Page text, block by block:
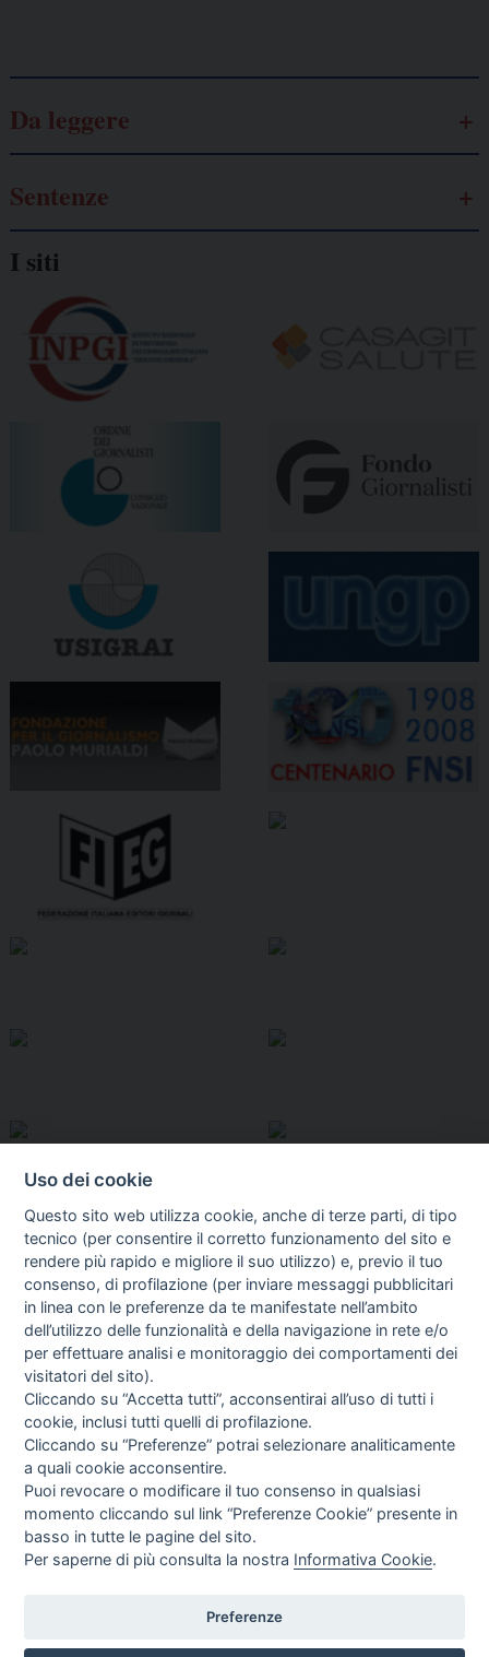
Da leggere
Sentenze
I siti
I libri Vedi tutti
Direttrice Responsabile: Alessandra Costante | Registrazione al Tribunale Civile
Uso dei cookie
Questo sito web utilizza cookie, anche di terze parti, di tipo
tecnico (per consentire il corretto funzionamento del sito e
rendere più rapido e migliore il suo utilizzo) e, previo il tuo
consenso, di profilazione (per inviare messaggi pubblicitari
in linea con le preferenze da te manifestate nell’ambito
dell’utilizzo delle funzionalità e della navigazione in rete e/o
per effettuare analisi e monitoraggio dei comportamenti dei
visitatori del sito).
Cliccando su “Accetta tutti”, acconsentirai all’uso di tutti i
cookie, inclusi tutti quelli di profilazione.
Cliccando su “Preferenze” potrai selezionare analiticamente
a quali cookie acconsentire.
Puoi revocare o modificare il tuo consenso in qualsiasi
momento cliccando sul link “Preferenze Cookie” presente in
basso in tutte le pagine del sito.
Per saperne di più consulta la nostra Informativa Cookie.
Preferenze